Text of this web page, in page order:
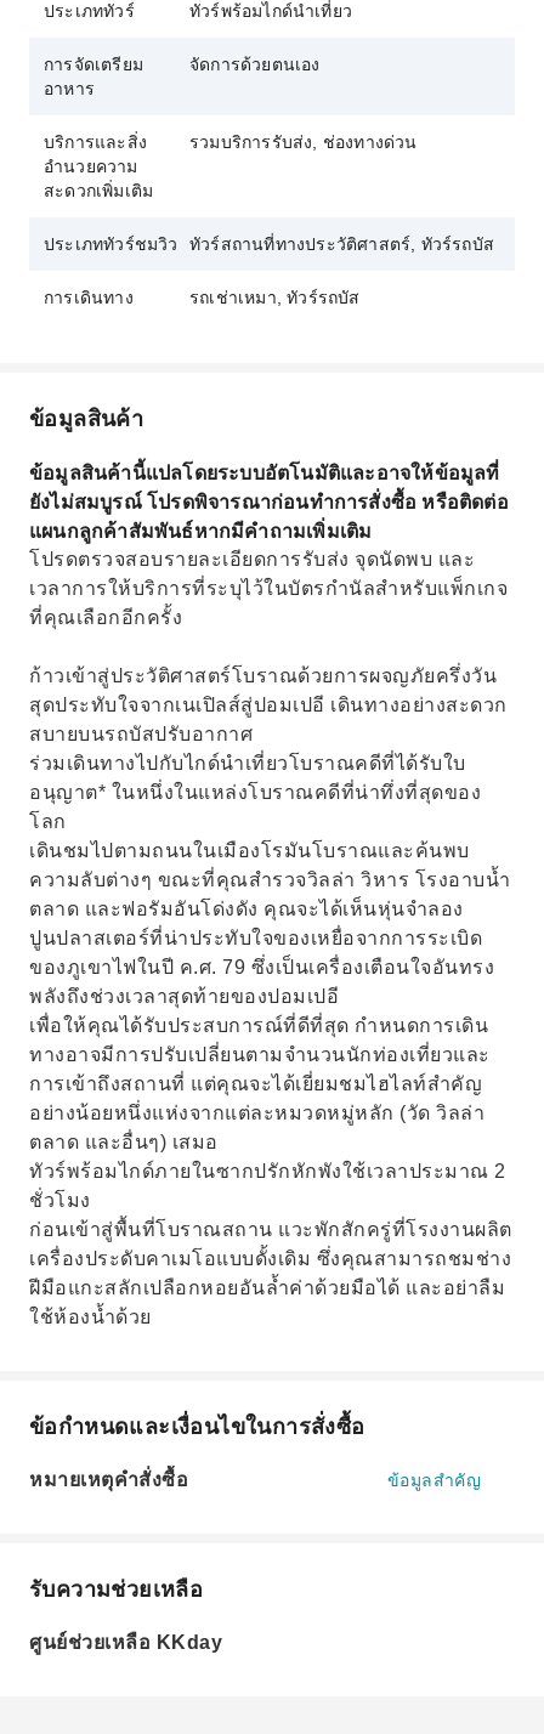
ประเภททัวร์ ทัวร์พร้อมไกด์นำเที่ยว
การจัดเตรียม
อาหาร
จัดการด้วยตนเอง
บริการและสิ่ง
อำนวยความ
สะดวกเพิ่มเติม
รวมบริการรับส่ง, ช่องทางด่วน
ประเภททัวร์ชมวิว ทัวร์สถานที่ทางประวัติศาสตร์, ทัวร์รถบัส
การเดินทาง รถเช่าเหมา, ทัวร์รถบัส
ข้อมูลสินค้า
ข้อมูลสินค้านี้แปลโดยระบบอัตโนมัติและอาจให้ข้อมูลที่
ยังไม่สมบูรณ์ โปรดพิจารณาก่อนทำการสั่งซื้อ หรือติดต่อ
แผนกลูกค้าสัมพันธ์หากมีคำถามเพิ่มเติม
โปรดตรวจสอบรายละเอียดการรับส่ง จุดนัดพบ และ
เวลาการให้บริการที่ระบุไว้ในบัตรกำนัลสำหรับแพ็กเกจ
ที่คุณเลือกอีกครั้ง
ก้าวเข้าสู่ประวัติศาสตร์โบราณด้วยการผจญภัยครึ่งวัน
สุดประทับใจจากเนเปิลส์สู่ปอมเปอี เดินทางอย่างสะดวก
สบายบนรถบัสปรับอากาศ
ร่วมเดินทางไปกับไกด์นำเที่ยวโบราณคดีที่ได้รับใบ
อนุญาต* ในหนึ่งในแหล่งโบราณคดีที่น่าทึ่งที่สุดของ
โลก
เดินชมไปตามถนนในเมืองโรมันโบราณและค้นพบ
ความลับต่างๆ ขณะที่คุณสำรวจวิลล่า วิหาร โรงอาบน้ำ
ตลาด และฟอรัมอันโด่งดัง คุณจะได้เห็นหุ่นจำลอง
ปูนปลาสเตอร์ที่น่าประทับใจของเหยื่อจากการระเบิด
ของภูเขาไฟในปี ค.ศ. 79 ซึ่งเป็นเครื่องเตือนใจอันทรง
พลังถึงช่วงเวลาสุดท้ายของปอมเปอี
เพื่อให้คุณได้รับประสบการณ์ที่ดีที่สุด กำหนดการเดิน
ทางอาจมีการปรับเปลี่ยนตามจำนวนนักท่องเที่ยวและ
การเข้าถึงสถานที่ แต่คุณจะได้เยี่ยมชมไฮไลท์สำคัญ
อย่างน้อยหนึ่งแห่งจากแต่ละหมวดหมู่หลัก (วัด วิลล่า
ตลาด และอื่นๆ) เสมอ
ทัวร์พร้อมไกด์ภายในซากปรักหักพังใช้เวลาประมาณ 2
ชั่วโมง
ก่อนเข้าสู่พื้นที่โบราณสถาน แวะพักสักครู่ที่โรงงานผลิต
เครื่องประดับคาเมโอแบบดั้งเดิม ซึ่งคุณสามารถชมช่าง
ฝีมือแกะสลักเปลือกหอยอันล้ำค่าด้วยมือได้ และอย่าลืม
ใช้ห้องน้ำด้วย
ข้อกำหนดและเงื่อนไขในการสั่งซื้อ
หมายเหตุคำสั่งซื้อ ข้อมูลสำคัญ
รับความช่วยเหลือ
ศูนย์ช่วยเหลือ KKday